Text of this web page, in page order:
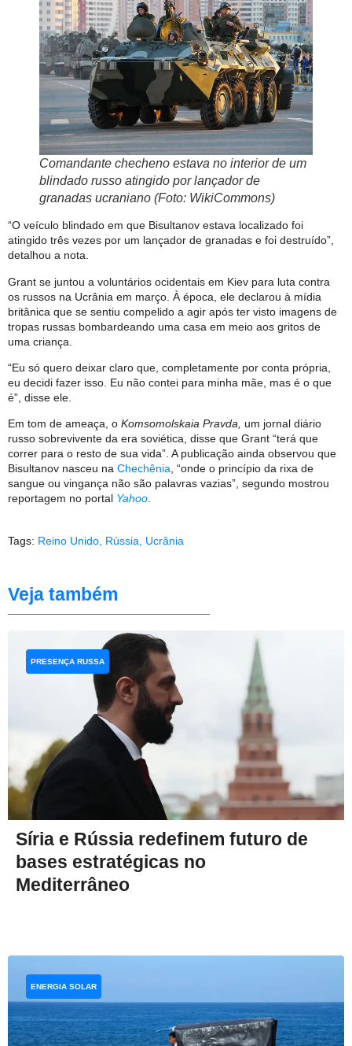
Comandante checheno estava no interior de um
blindado russo atingido por lançador de
granadas ucraniano (Foto: WikiCommons)
“O veículo blindado em que Bisultanov estava localizado foi
atingido três vezes por um lançador de granadas e foi destruído”,
detalhou a nota.
Grant se juntou a voluntários ocidentais em Kiev para luta contra
os russos na Ucrânia em março. À época, ele declarou à mídia
britânica que se sentiu compelido a agir após ter visto imagens de
tropas russas bombardeando uma casa em meio aos gritos de
uma criança.
“Eu só quero deixar claro que, completamente por conta própria,
eu decidi fazer isso. Eu não contei para minha mãe, mas é o que
é”, disse ele.
Em tom de ameaça, o Komsomolskaia Pravda, um jornal diário
russo sobrevivente da era soviética, disse que Grant “terá que
correr para o resto de sua vida”. A publicação ainda observou que
Bisultanov nasceu na Chechênia, “onde o princípio da rixa de
sangue ou vingança não são palavras vazias”, segundo mostrou
reportagem no portal Yahoo.
Tags: Reino Unido Rússia Ucrânia
Veja também
Síria e Rússia redefinem futuro de
bases estratégicas no
Mediterrâneo
PRESENÇA RUSSA
ENERGIA SOLAR